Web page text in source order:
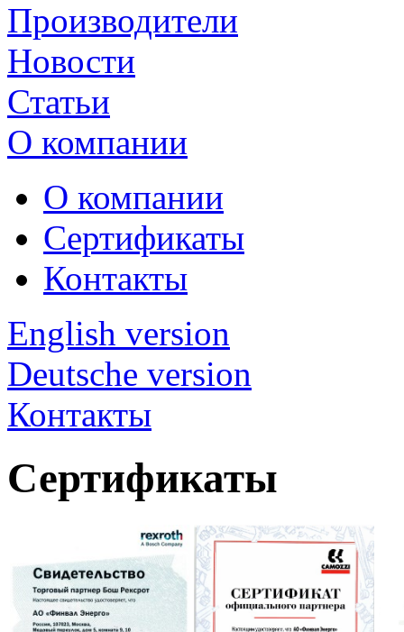
Производители
Новости
Статьи
О компании
О компании
Сертификаты
Контакты
English version
Deutsche version
Контакты
Сертификаты